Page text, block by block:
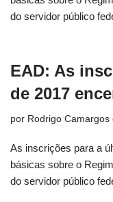
do servidor público
EAD: As
de 2017
por Rodrigo Camargos
As inscrições para a
básicas sobre o
do servidor público